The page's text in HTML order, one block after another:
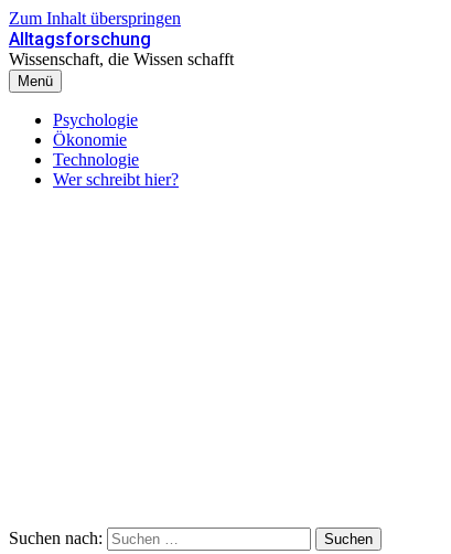
Zum Inhalt überspringen
Alltagsforschung
Wissenschaft, die Wissen schafft
Menü
Psychologie
Ökonomie
Technologie
Wer schreibt hier?
Suchen nach: